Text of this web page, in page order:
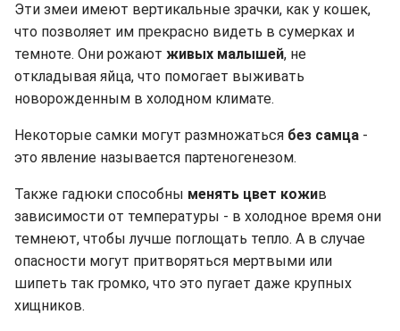
Эти змеи имеют вертикальные зрачки, как у кошек,
что позволяет им прекрасно видеть в сумерках и
темноте. Они рожают живых малышей, не
откладывая яйца, что помогает выживать
новорожденным в холодном климате.
Некоторые самки могут размножаться без самца -
это явление называется партеногенезом.
Также гадюки способны менять цвет кожив
зависимости от температуры - в холодное время они
темнеют, чтобы лучше поглощать тепло. А в случае
опасности могут притворяться мертвыми или
шипеть так громко, что это пугает даже крупных
хищников.